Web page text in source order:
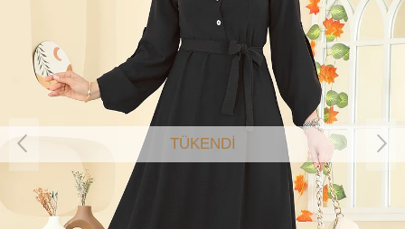
TÜKENDİ